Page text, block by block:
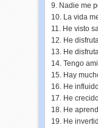
9. Nadie me
10. La vida
11. He visto
12. He
13. He
14. Tengo
15. Hay
16. He
17. He
18. He
19. He